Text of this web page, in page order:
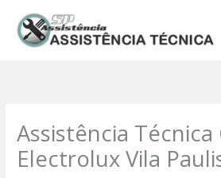
para
Assistência Técnica
Electrolux Vila